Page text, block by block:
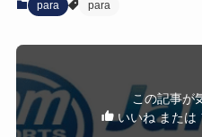
para para
この記事が
いいね または